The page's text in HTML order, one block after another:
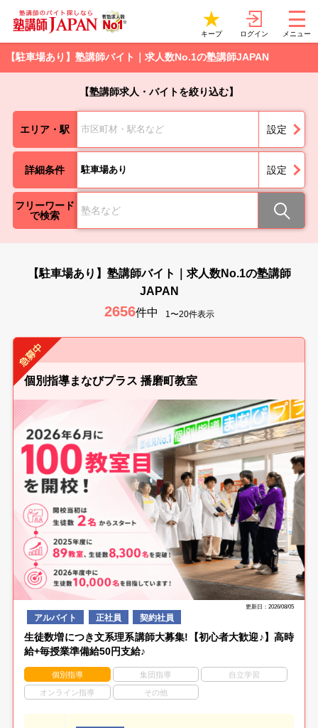
キープ ログイン メニュー
【駐車場あり】塾講師バイト｜求人数No.1の塾講師JAPAN
【塾講師求人・バイトを絞り込む】
エリア・駅 市区町材・駅名など 設定
詳細条件 駐車場あり 設定
フリーワード
で検索
【駐車場あり】塾講師バイト｜求人数No.1の塾講師
JAPAN
2656件中 1〜20件表示
個別指導まなびプラス 播磨町教室
更新日：2026/08/05
アルバイト 正社員 契約社員
生徒数増につき文系理系講師大募集!【初心者大歓迎♪】高時
給+毎授業準備給50円支給♪
個別指導 集団指導 自立学習
オンライン指導 その他